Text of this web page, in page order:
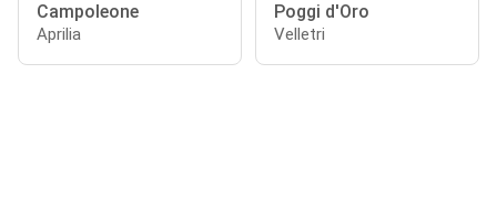
Campoleone
Aprilia
Poggi d'Oro
Velletri